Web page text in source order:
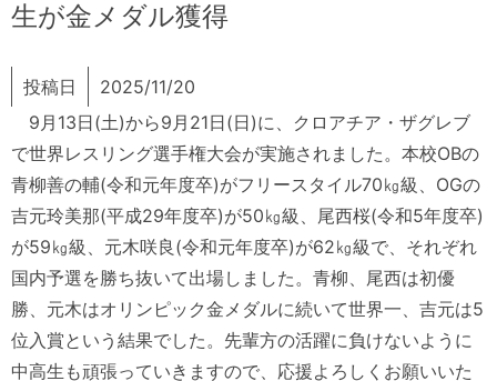
生が金メダル獲得
投稿日
2025/11/20
9月13日(土)から9月21日(日)に、クロアチア・ザグレブ
で世界レスリング選手権大会が実施されました。本校OBの
青柳善の輔(令和元年度卒)がフリースタイル70㎏級、OGの
吉元玲美那(平成29年度卒)が50㎏級、尾西桜(令和5年度卒)
が59㎏級、元木咲良(令和元年度卒)が62㎏級で、それぞれ
国内予選を勝ち抜いて出場しました。青柳、尾西は初優
勝、元木はオリンピック金メダルに続いて世界一、吉元は5
位入賞という結果でした。先輩方の活躍に負けないように
中高生も頑張っていきますので、応援よろしくお願いいた